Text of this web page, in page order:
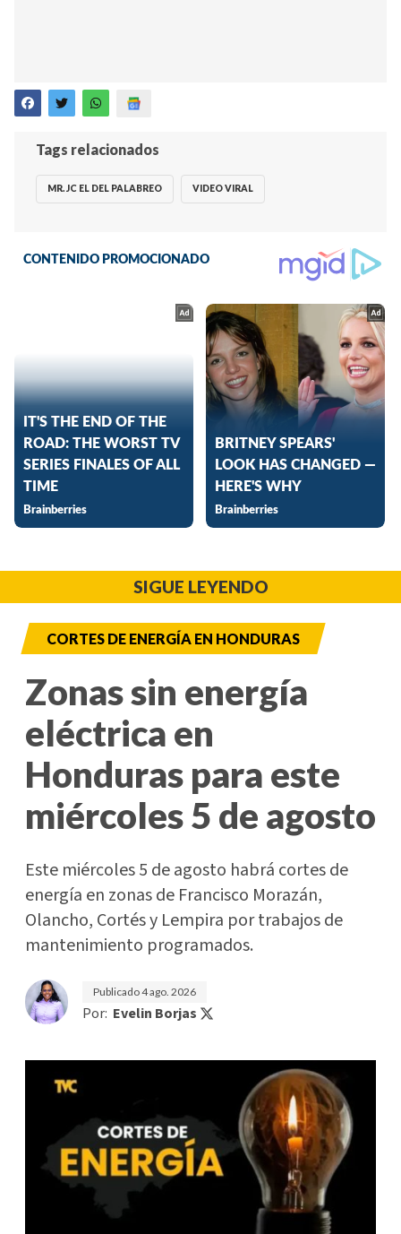
Tags relacionados
MR. JC EL DEL PALABREO VIDEO VIRAL
SIGUE LEYENDO
CORTES DE ENERGÍA EN HONDURAS
Zonas sin energía
eléctrica en
Honduras para este
miércoles 5 de agosto
Este miércoles 5 de agosto habrá cortes de
energía en zonas de Francisco Morazán,
Olancho, Cortés y Lempira por trabajos de
mantenimiento programados.
Publicado4 ago. 2026
Por: Evelin Borjas